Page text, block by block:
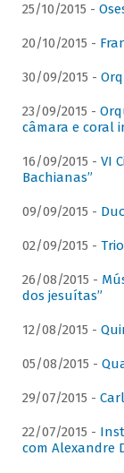
25/10/2015 -
20/10/2015 -
30/09/2015 -
23/09/2015 -
câmara e coral
16/09/2015 - VI
Bachianas”
09/09/2015 -
02/09/2015 -
26/08/2015 -
dos jesuítas”
12/08/2015 -
05/08/2015 -
29/07/2015 -
22/07/2015 -
com Alexandre